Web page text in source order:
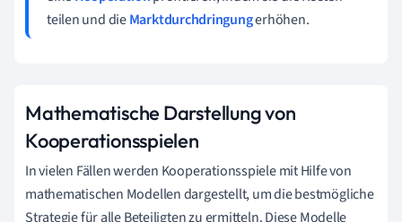
teilen und dieMarktdurchdringungerhöhen.
Mathematische Darstellung von
Kooperationsspielen
In vielen Fällen werden Kooperationsspiele mit Hilfe von
mathematischen Modellen dargestellt, um die bestmögliche
Strategie für alle Beteiligten zu ermitteln. Diese Modelle